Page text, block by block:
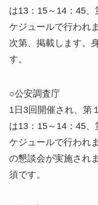
は13：15～14：45
ケジュールで行われ
次第、掲載します。
す。
○公安調査庁
1日3回開催され、第
は13：15～14：45
ケジュールで行われ
の懇談会が実施され
須です。